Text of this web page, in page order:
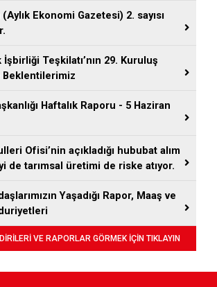
Ekonomi Gazetesi) 2. sayısı
Teşkilatı’nın 29. Kuruluş
Beklentilerimiz
Haftalık Raporu - 5 Haziran
Ofisi’nin açıkladığı hububat alım
de tarımsal üretimi de riske atıyor.
Yaşadığı Rapor, Maaş ve
VE RAPORLAR GÖRMEK İÇİN TIKLAYIN